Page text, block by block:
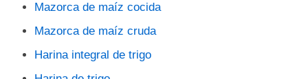
Mazorca de maíz cocida
Mazorca de maíz cruda
Harina integral de trigo